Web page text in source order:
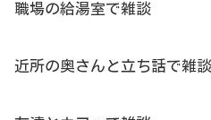
職場の給湯室で雑談
近所の奥さんと立ち話で雑談